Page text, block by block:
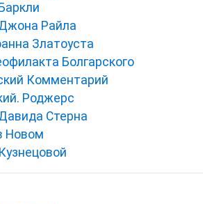
Райла
Златоуста
Болгарского
Комментарий
Роджерс
Стерна
Новом